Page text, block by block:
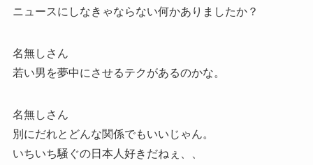
ニュースにしなきゃならない何かありましたか？
名無しさん
若い男を夢中にさせるテクがあるのかな。
名無しさん
別にだれとどんな関係でもいいじゃん。
いちいち騒ぐの日本人好きだねぇ、、